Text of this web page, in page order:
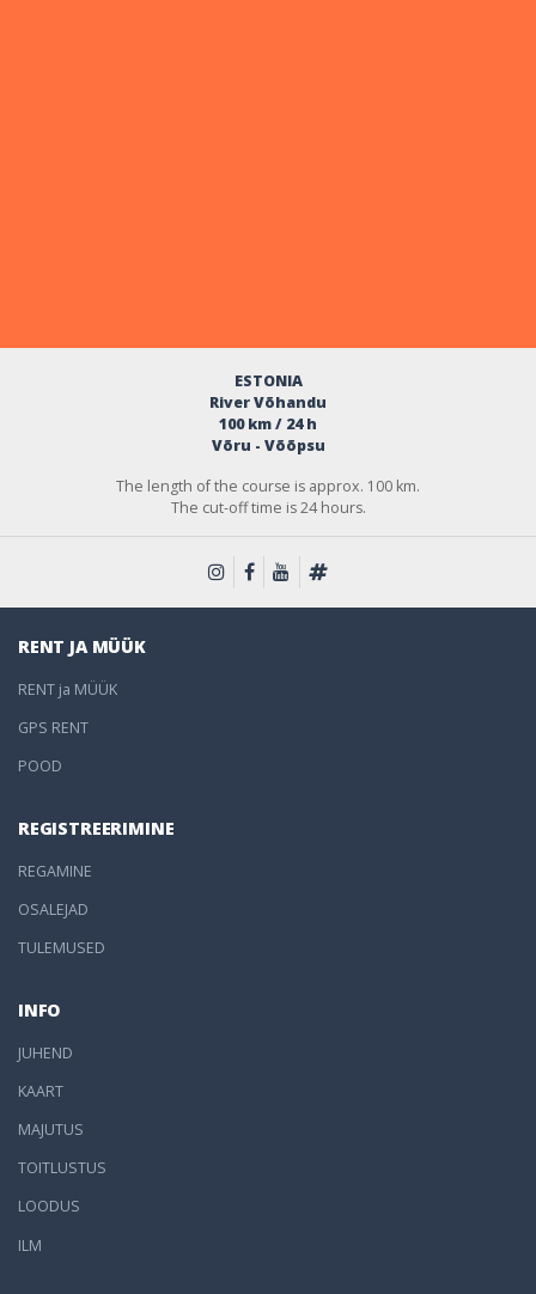
ESTONIA
River Võhandu
100 km / 24 h
Võru - Võõpsu
The length of the course is approx. 100 km.
The cut-off time is 24 hours.
RENT JA MÜÜK
RENT ja MÜÜK
GPS RENT
POOD
REGISTREERIMINE
REGAMINE
OSALEJAD
TULEMUSED
INFO
JUHEND
KAART
MAJUTUS
TOITLUSTUS
LOODUS
ILM